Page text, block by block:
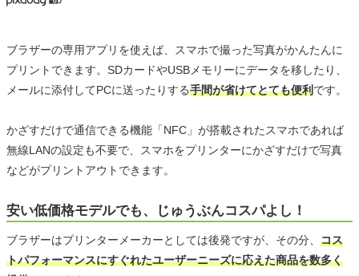
ブラザーの専用アプリを使えば、スマホで撮った写真がかんたんに
プリントできます。SDカードやUSBメモリーにデータを移したり、
メールに添付してPCに送ったりする手間が省けてとても便利です。
かざすだけで通信できる機能「NFC」が搭載されたスマホであれば
無線LANの設定も不要で、スマホをプリンターにかざすだけで写真
などがプリントアウトできます。
安い低価格モデルでも、じゅうぶんコスパよし！
ブラザーはプリンターメーカーとしては後発ですが、その分、 コス
トパフォーマンスにすぐれたユーザーニーズに応えた商品を数多く